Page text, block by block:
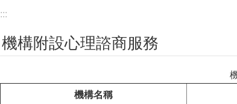
:::
機構附設心理諮商服務
機構名稱